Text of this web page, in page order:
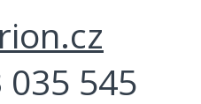
035 545